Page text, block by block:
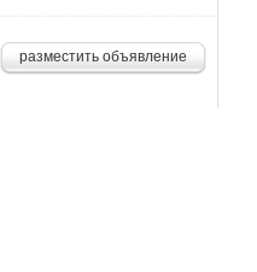
разместить объявление